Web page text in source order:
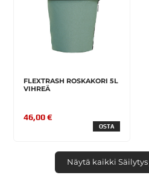
FLEXTRASH ROSKAKORI 5L
VIHREÄ
46,00 €
OSTA
Näytä kaikki